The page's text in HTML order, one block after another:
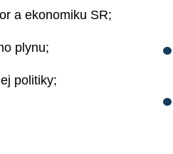
a ekonomiku SR;
plynu;
politiky;